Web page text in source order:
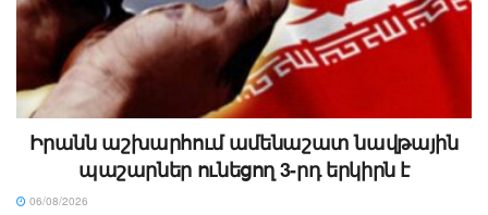
Իրանն աշխարհում ամենաշատ նավթային
պաշարներ ունեցող 3-րդ երկիրն է
06/08/2026